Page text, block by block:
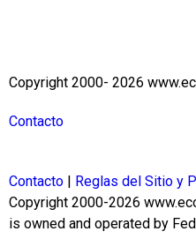
Copyright 2000- 2026
Contacto
Contacto Reglas del Sitio y
Copyright 2000-2026
is owned and operated by